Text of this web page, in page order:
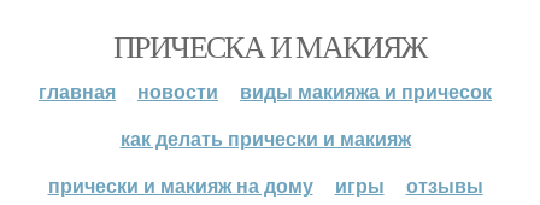
ПРИЧЕСКА И МАКИЯЖ
главная новости
виды макияжа и причесок
как делать прически и макияж
прически и макияж на дому
игры отзывы